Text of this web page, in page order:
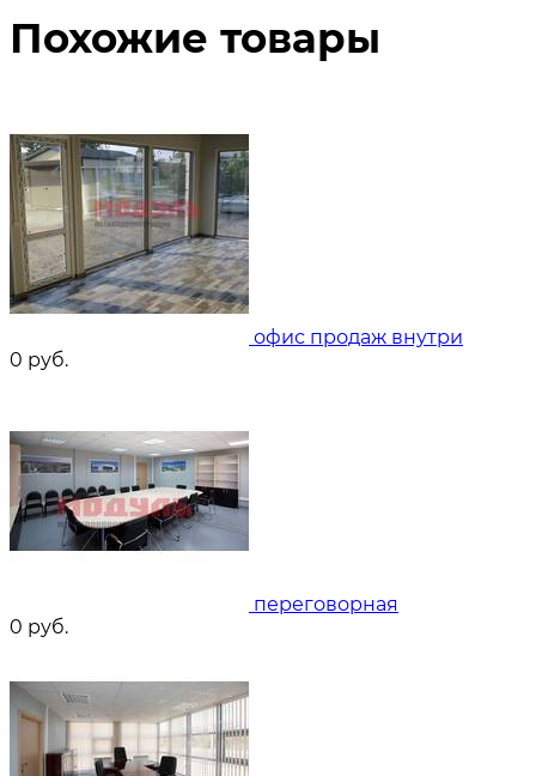
Похожие товары
офис продаж внутри
0 руб.
переговорная
0 руб.